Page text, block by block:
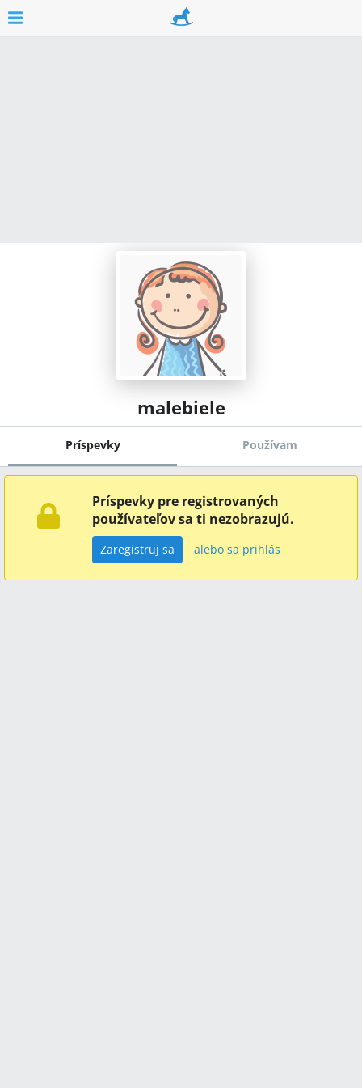
malebiele
Príspevky Používam
Príspevky pre registrovaných
používateľov sa ti nezobrazujú.
Zaregistruj sa alebo sa prihlás